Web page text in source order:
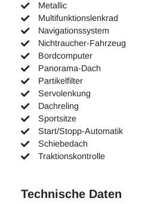
Metallic
Multifunktionslenkrad
Navigationssystem
Nichtraucher-Fahrzeug
Bordcomputer
Panorama-Dach
Partikelfilter
Servolenkung
Dachreling
Sportsitze
Start/Stopp-Automatik
Schiebedach
Traktionskontrolle
Technische Daten